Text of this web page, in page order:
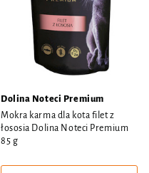
Dolina Noteci Premium
Mokra karma dla kota filet z
łososia Dolina Noteci Premium
85 g